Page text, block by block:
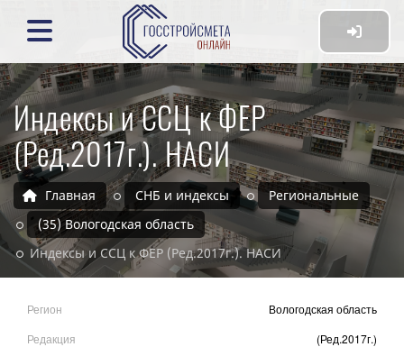
Индексы и ССЦ к ФЕР
(Ред.2017г.). НАСИ
Главная СНБ и индексы
Региональные
(35) Вологодская область
Индексы и ССЦ к ФЕР (Ред.2017г.). НАСИ
Регион
Вологодская область
Редакция
(Ред.2017г.)